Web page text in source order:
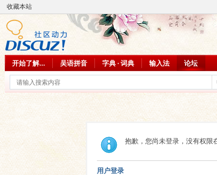
收藏本站
开始了解... 吴语拼音 字典 · 词典 输入法 论坛
抱歉，您尚未登录，没有权限
用户登录